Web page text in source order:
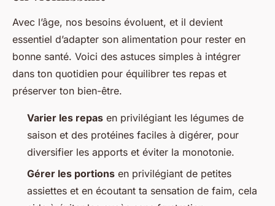
Avec l’âge, nos besoins évoluent, et il devient
essentiel d’adapter son alimentation pour rester en
bonne santé. Voici des astuces simples à intégrer
dans ton quotidien pour équilibrer tes repas et
préserver ton bien-être.
Varier les repas en privilégiant les légumes de
saison et des protéines faciles à digérer, pour
diversifier les apports et éviter la monotonie.
Gérer les portions en privilégiant de petites
assiettes et en écoutant ta sensation de faim, cela